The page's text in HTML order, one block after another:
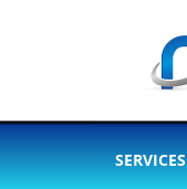
SERVICES